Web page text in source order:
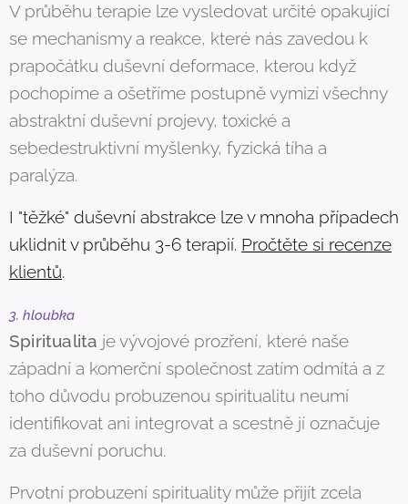
V průběhu terapie lze vysledovat určité opakující
se mechanismy a reakce, které nás zavedou k
prapočátku duševní deformace, kterou když
pochopíme a ošetříme postupně vymizí všechny
abstraktní duševní projevy, toxické a
sebedestruktivní myšlenky, fyzická tíha a
paralýza.
I "těžké" duševní abstrakce lze v mnoha případech
uklidnit v průběhu 3-6 terapií. Pročtěte si recenze
klientů.
3. hloubka
Spiritualita je vývojové prozření, které naše
západní a komerční společnost zatím odmítá a z
toho důvodu probuzenou spiritualitu neumí
identifikovat ani integrovat a scestně jí označuje
za duševní poruchu.
Prvotní probuzení spirituality může přijít zcela